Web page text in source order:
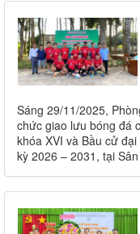
Sáng 29/11/2025,
chức giao lưu bóng đá
khóa XVI và Bầu cử
kỳ 2026 – 2031, tại